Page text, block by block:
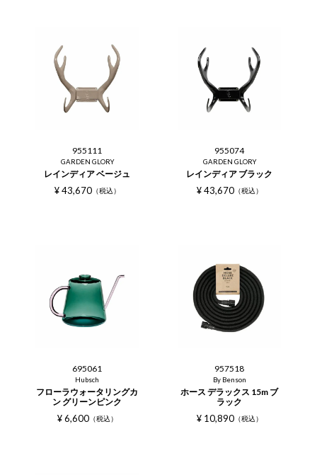
955111
GARDEN GLORY
レインディア ベージュ
¥ 43,670 税込
955074
GARDEN GLORY
レインディア ブラック
¥ 43,670 税込
695061
Hubsch
フローラウォータリングカ
ン グリーンピンク
¥ 6,600 税込
957518
By Benson
ホース デラックス 15m ブ
ラック
¥ 10,890 税込